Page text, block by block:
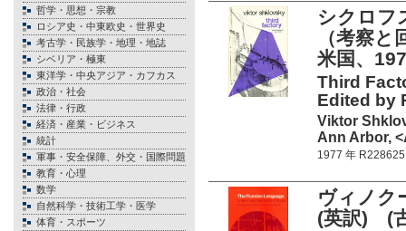
哲学・思想・宗教
ロシア史・中東欧史・世界史
考古学・民族学・地理・地誌
シベリア・極東
東洋学・中央アジア・カフカス
政治・社会
法律・行政
経済・産業・ビジネス
統計
軍事・安全保障、外交・国際問題
教育・心理
数学
自然科学・技術工学・医学
体育・スポーツ
シクロフ
（考察
米国、
Third
Edited by
Viktor
Ann Arbor,
1977 年 R228625
ヴィノ
(英訳) (